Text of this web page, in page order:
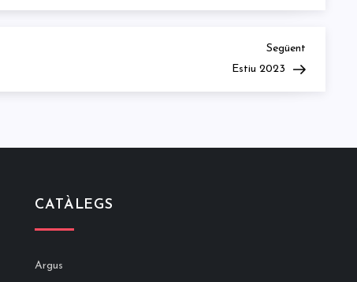
Post
Següent
Estiu 2023
CATÀLEGS
Argus